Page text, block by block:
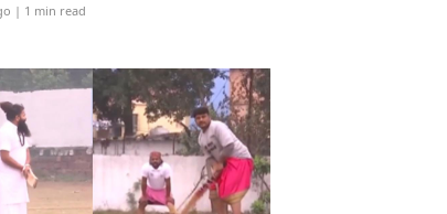
| 1 min read